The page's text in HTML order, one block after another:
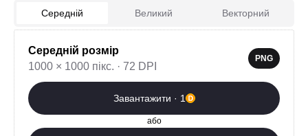
2
Додаткові послуги
Середній Великий Векторний
Середній розмір
1000 × 1000 пікс. · 72 DPI
PNG
Завантажити · 1
або